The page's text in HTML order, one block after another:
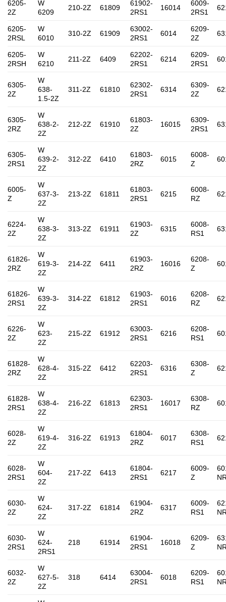
6205-
2Z
W
6209
210-2Z 61809
61902-
2RS1
16014
6009-
2RS1
6205-
2RSL
W
6010
310-2Z 61909
63002-
2RS1
6014
6209-
2Z
6205-
2RSH
W
6210
211-2Z 6409
62202-
2RS1
6214
6209-
2RS1
6305-
2Z
W
638-
1.5-2Z
311-2Z 61810
62302-
2RS1
6314
6309-
2Z
6305-
2RZ
W
638-2-
2Z
212-2Z 61910
61803-
2Z
16015
6309-
2RS1
6305-
2RS1
W
639-2-
2Z
312-2Z 6410
61803-
2RZ
6015
6008-
Z
6005-
Z
W
637-3-
2Z
213-2Z 61811
61803-
2RS1
6215
6008-
RZ
6224-
2Z
W
638-3-
2Z
313-2Z 61911
61903-
2Z
6315
6008-
RS1
61826-
2RZ
W
619-3-
2Z
214-2Z 6411
61903-
2RZ
16016
6208-
Z
61826-
2RS1
W
639-3-
2Z
314-2Z 61812
61903-
2RS1
6016
6208-
RZ
6226-
2Z
W
623-
2Z
215-2Z 61912
63003-
2RS1
6216
6208-
RS1
61828-
2RZ
W
628-4-
2Z
315-2Z 6412
62203-
2RS1
6316
6308-
Z
61828-
2RS1
W
638-4-
2Z
216-2Z 61813
62303-
2RS1
16017
6308-
RZ
6028-
2Z
W
619-4-
2Z
316-2Z 61913
61804-
2RZ
6017
6308-
RS1
6028-
2RS1
W
604-
2Z
217-2Z 6413
61804-
2RS1
6217
6009-
Z
6030-
2Z
W
624-
2Z
317-2Z 61814
61904-
2RZ
6317
6009-
RS1
6030-
2RS1
W
624-
2RS1
218 61914
61904-
2RS1
16018
6209-
Z
6032-
2Z
W
627-5-
2Z
318 6414
63004-
2RS1
6018
6209-
RS1